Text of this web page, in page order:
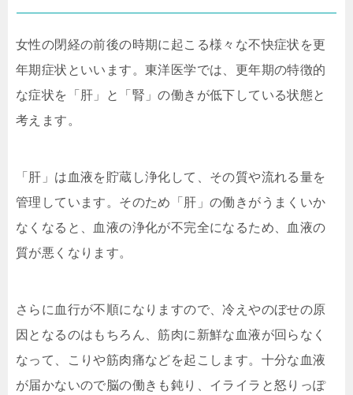
女性の閉経の前後の時期に起こる様々な不快症状を更
年期症状といいます。東洋医学では、更年期の特徴的
な症状を「肝」と「腎」の働きが低下している状態と
考えます。
「肝」は血液を貯蔵し浄化して、その質や流れる量を
管理しています。そのため「肝」の働きがうまくいか
なくなると、血液の浄化が不完全になるため、血液の
質が悪くなります。
さらに血行が不順になりますので、冷えやのぼせの原
因となるのはもちろん、筋肉に新鮮な血液が回らなく
なって、こりや筋肉痛などを起こします。十分な血液
が届かないので脳の働きも鈍り、イライラと怒りっぽ